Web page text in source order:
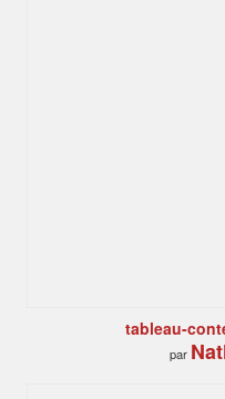
tableau-
par